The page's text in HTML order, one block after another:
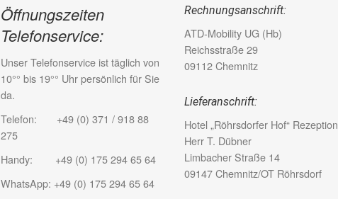
Öffnungszeiten
Telefonservice:
Unser Telefonservice ist täglich von
10°° bis 19°° Uhr persönlich für Sie
da.
Telefon: +49 (0) 371 / 918 88
275
Handy: +49 (0) 175 294 65 64
WhatsApp: +49 (0) 175 294 65 64
Rechnungsanschrift:
ATD-Mobility UG (Hb)
Reichsstraße 29
09112 Chemnitz
Lieferanschrift:
Hotel „Röhrsdorfer Hof“ Rezeption
Herr T. Dübner
Limbacher Straße 14
09147 Chemnitz/OT Röhrsdorf